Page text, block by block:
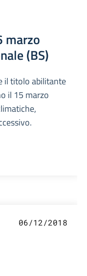
marzo
(BS)
il titolo abilitante
il 15 marzo
06/12/2018